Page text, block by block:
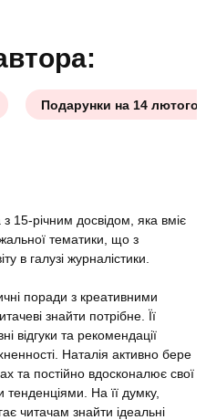
Подарунки на 14 лютого
15-річним досвідом, яка вміє
тематики, що з
в галузі журналістики.
поради з креативними
знайти потрібне. Її
відгуки та рекомендації
Наталія активно бере
та постійно вдосконалює свої
На її думку,
читачам знайти ідеальні